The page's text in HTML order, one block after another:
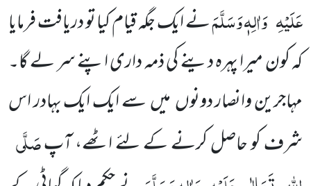
عَلَیْہِ وَاٰلِہٖ وَسَلَّمَنے ایک جگہ قیام کیا تو دریافت فرمایا
کہ کون میرا پہرہ دینے کی ذمہ داری اپنے سر لے گا۔
مہاجرین وانصار دونوں میں سے ایک ایک بہادر اس
شرف کو حاصل کرنے کے لئے اٹھے، آپصَلَّی